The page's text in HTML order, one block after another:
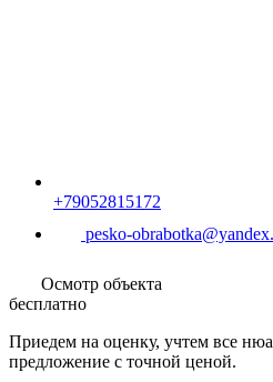
Осмотр объекта
бесплатно
Приедем на оценку, учтем все
предложение с точной ценой.